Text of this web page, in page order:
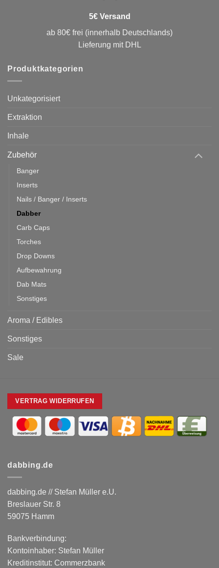
5€ Versand
ab 80€ frei (innerhalb Deutschlands)
Lieferung mit DHL
Produktkategorien
Unkategorisiert
Extraktion
Inhale
Zubehör
Banger
Inserts
Nails / Banger / Inserts
Dabber
Carb Caps
Torches
Drop Downs
Aufbewahrung
Dab Mats
Sonstiges
Aroma / Edibles
Sonstiges
Sale
VERTRAG WIDERRUFEN
dabbing.de
dabbing.de // Stefan Müller e.U.
Breslauer Str. 8
59075 Hamm
Bankverbindung:
Kontoinhaber: Stefan Müller
Kreditinstitut: Commerzbank